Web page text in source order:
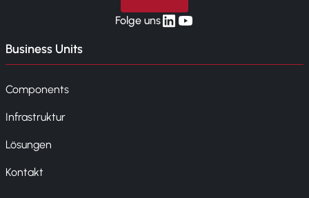
Folge unslinkedin
yt
Business Units
Components
Infrastruktur
Lösungen
Kontakt